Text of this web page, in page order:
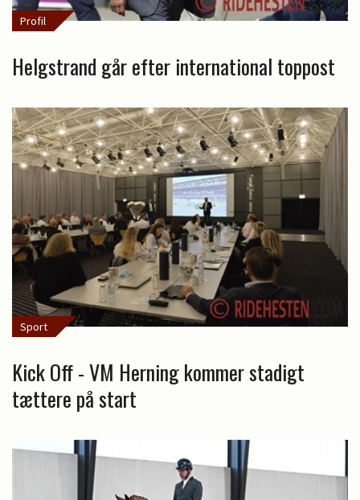
Profil
Helgstrand går efter international toppost
Sport
Kick Off - VM Herning kommer stadigt
tættere på start